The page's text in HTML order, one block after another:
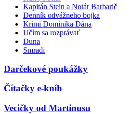
Kapitán Stein a Notár Barbarič
Denník odvážneho bojka
Krimi Dominika Dána
Učím sa rozprávať
Duna
Smradi
Darčekové poukážky
Čítačky e-kníh
Vecičky od Martinusu